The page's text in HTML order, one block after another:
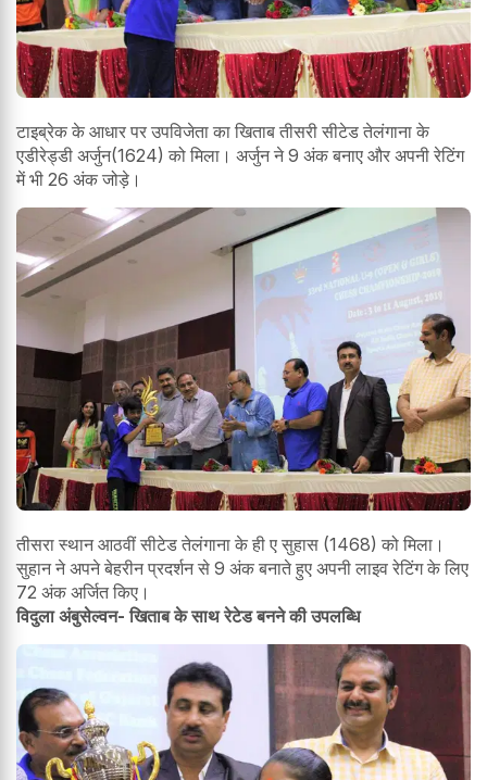
टाइब्रेक के आधार पर उपविजेता का खिताब तीसरी सीटेड तेलंगाना के
एडीरेड्डी अर्जुन(1624) को मिला। अर्जुन ने 9 अंक बनाए और अपनी रेटिंग
में भी 26 अंक जोड़े।
तीसरा स्थान आठवीं सीटेड तेलंगाना के ही ए सुहास (1468) को मिला।
सुहान ने अपने बेहरीन प्रदर्शन से 9 अंक बनाते हुए अपनी लाइव रेटिंग के लिए
72 अंक अर्जित किए।
विदुला अंबुसेल्वन- खिताब के साथ रेटेड बनने की उपलब्धि